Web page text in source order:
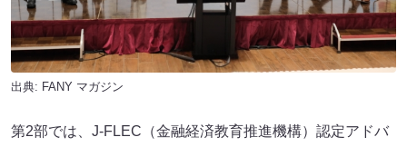
出典: FANY マガジン
第2部では、J-FLEC（金融経済教育推進機構）認定アドバ